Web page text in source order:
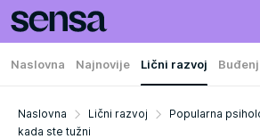
Naslovna Najnovije Lični razvoj
Naslovna Lični razvoj Popularna
kada ste tužni